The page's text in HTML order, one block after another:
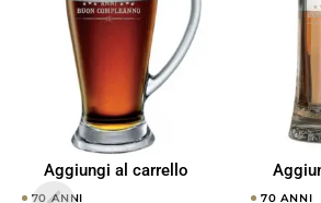
Aggiungi al carrello
70 ANNI 70 ANNI